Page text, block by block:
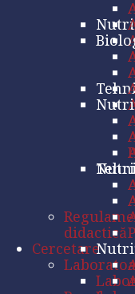
didactică
Cercetare